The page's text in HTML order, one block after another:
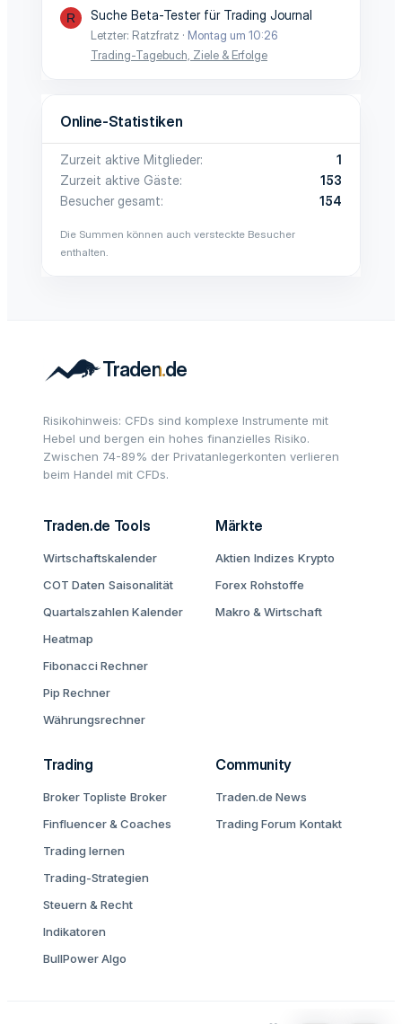
R Suche Beta-Tester für Trading Journal
Letzter: Ratzfratz
Montag um 10:26
Trading-Tagebuch, Ziele & Erfolge
Online-Statistiken
Zurzeit aktive Mitglieder
1
Zurzeit aktive Gäste
153
Besucher gesamt
154
Die Summen können auch versteckte Besucher
enthalten.
Risikohinweis: CFDs sind komplexe Instrumente mit
Hebel und bergen ein hohes finanzielles Risiko.
Zwischen 74-89% der Privatanlegerkonten verlieren
beim Handel mit CFDs.
Traden.de Tools
Wirtschaftskalender
COT Daten Saisonalität
Quartalszahlen Kalender
Heatmap
Fibonacci Rechner
Pip Rechner
Währungsrechner
Märkte
Aktien Indizes Krypto
Forex Rohstoffe
Makro & Wirtschaft
Trading
Broker Topliste Broker
Finfluencer & Coaches
Trading lernen
Trading-Strategien
Steuern & Recht
Indikatoren
BullPower Algo
Community
Traden.de News
Trading Forum Kontakt